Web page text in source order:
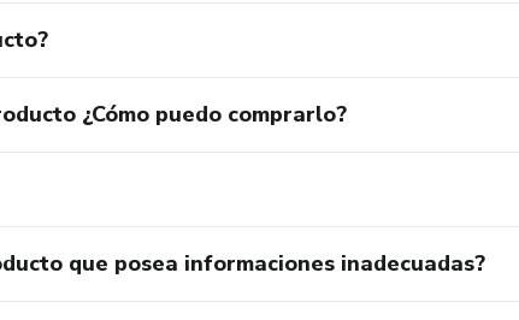
¿Cómo puedo comprarlo?
que posea informaciones inadecuadas?